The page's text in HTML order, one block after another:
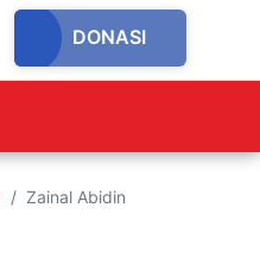
DONASI
Zainal Abidin